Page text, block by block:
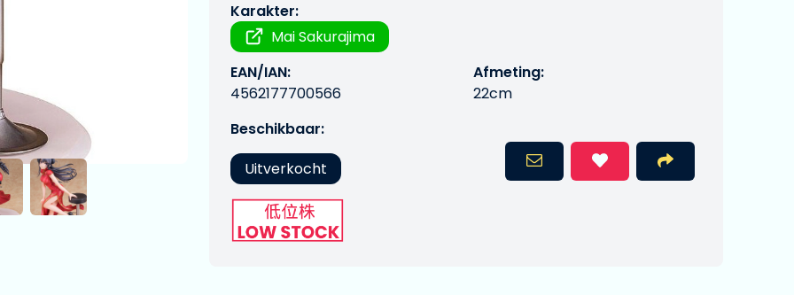
Karakter:
Mai Sakurajima
EAN/IAN:
4562177700566
Afmeting:
22cm
Beschikbaar:
Uitverkocht